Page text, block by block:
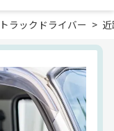
ラックドライバー